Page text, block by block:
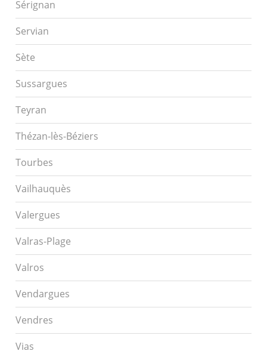
Sérignan
Servian
Sète
Sussargues
Teyran
Thézan-lès-Béziers
Tourbes
Vailhauquès
Valergues
Valras-Plage
Valros
Vendargues
Vendres
Vias